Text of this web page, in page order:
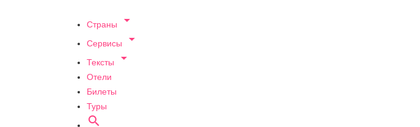
Страны 
Сервисы 
Тексты 
Отели
Билеты
Туры
